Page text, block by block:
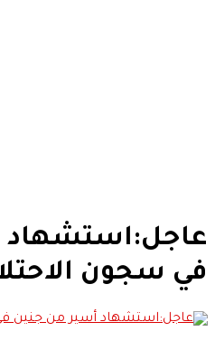
عاجل:استشهاد
في سجون